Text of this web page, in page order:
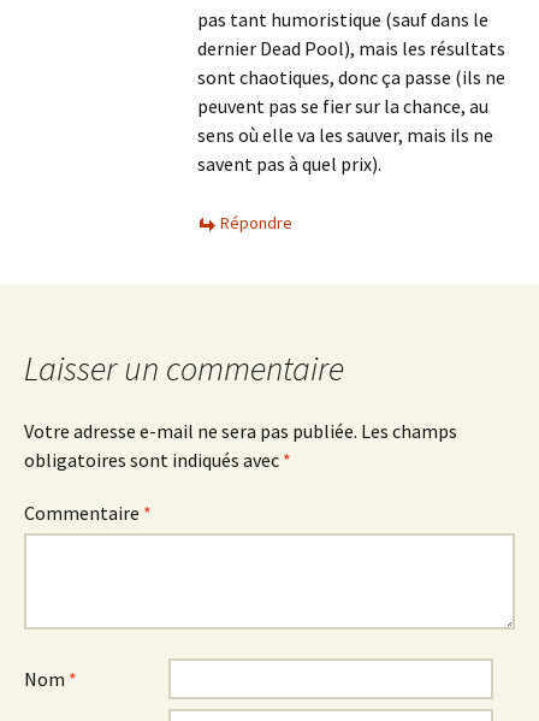
pas tant humoristique (sauf dans le
dernier Dead Pool), mais les résultats
sont chaotiques, donc ça passe (ils ne
peuvent pas se fier sur la chance, au
sens où elle va les sauver, mais ils ne
savent pas à quel prix).
Répondre
Laisser un commentaire
Votre adresse e-mail ne sera pas publiée. Les champs
obligatoires sont indiqués avec *
Commentaire *
Nom *